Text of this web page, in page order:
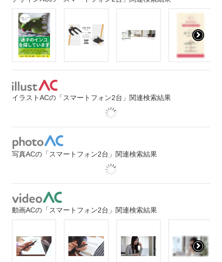
イラストACの「スマートフォン2台」関連検索結果
写真ACの「スマートフォン2台」関連検索結果
動画ACの「スマートフォン2台」関連検索結果